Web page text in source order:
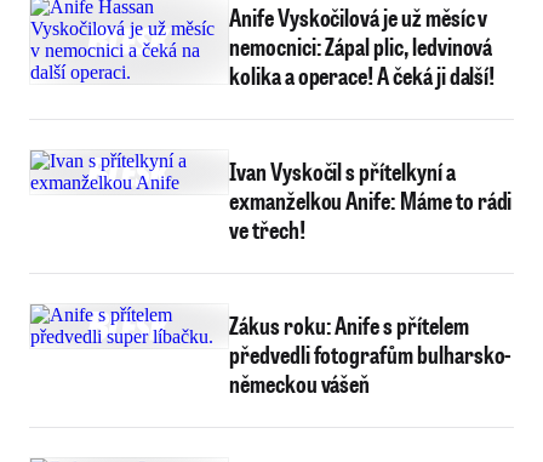
Anife Vyskočilová je už měsíc v
nemocnici: Zápal plic, ledvinová
kolika a operace! A čeká ji další!
Ivan Vyskočil s přítelkyní a
exmanželkou Anife: Máme to rádi
ve třech!
Zákus roku: Anife s přítelem
předvedli fotografům bulharsko-
německou vášeň